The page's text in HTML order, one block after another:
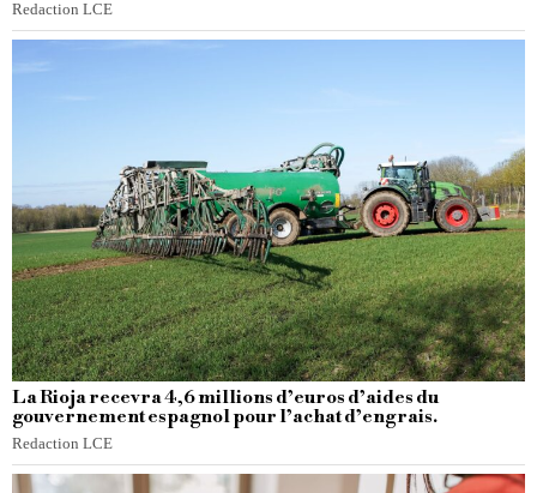
Redaction LCE
La Rioja recevra 4,6 millions d’euros d’aides du
gouvernement espagnol pour l’achat d’engrais.
Redaction LCE